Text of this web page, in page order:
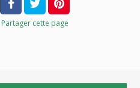
Partager cette page